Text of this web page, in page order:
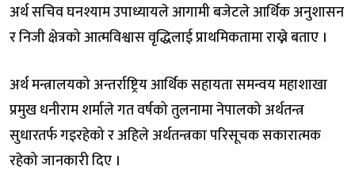
अर्थ सचिव घनश्याम उपाध्यायले आगामी बजेटले आर्थिक अनुशासन
र निजी क्षेत्रको आत्मविश्वास वृद्धिलाई प्राथमिकतामा राख्ने बताए ।
अर्थ मन्त्रालयको अन्तर्राष्ट्रिय आर्थिक सहायता समन्वय महाशाखा
प्रमुख धनीराम शर्माले गत वर्षको तुलनामा नेपालको अर्थतन्त्र
सुधारतर्फ गइरहेको र अहिले अर्थतन्त्रका परिसूचक सकारात्मक
रहेको जानकारी दिए ।